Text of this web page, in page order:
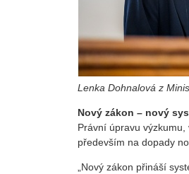
Lenka Dohnalová z
Nový zákon – nový
Právní úpravu
především na dopady
„Nový zákon přináší